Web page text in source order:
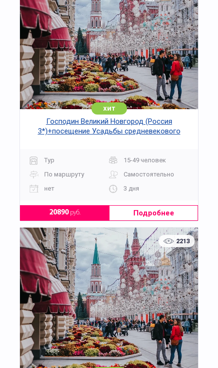
хит
Господин Великий Новгород (Россия
3*)+посещение Усадьбы средневекового
Тур
15-49 человек
По маршруту
Самостоятельно
нет
3 дня
20890руб. Подробнее
2213